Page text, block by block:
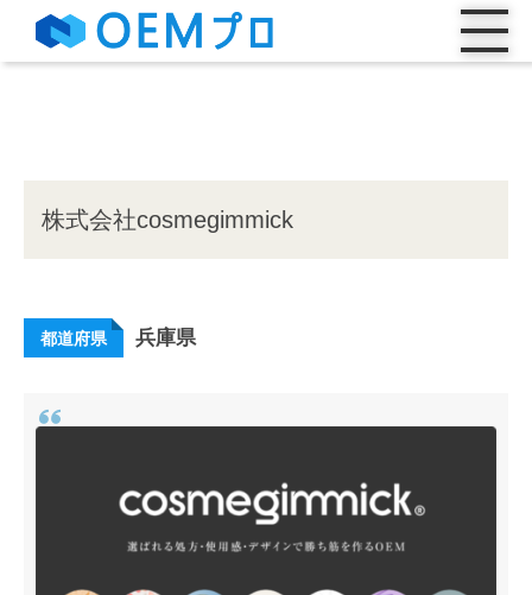
株式会社cosmegimmick
都道府県 兵庫県